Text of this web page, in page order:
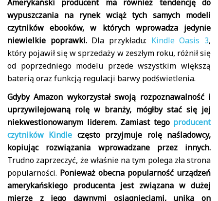
Amerykański producent ma również tendencję do
wypuszczania na rynek wciąż tych samych modeli
czytników ebooków, w których wprowadza jedynie
niewielkie poprawki.Dla przykładu: Kindle Oasis 3,
który pojawił się w sprzedaży w zeszłym roku, różnił się
od poprzedniego modelu przede wszystkim większą
baterią oraz funkcją regulacji barwy podświetlenia.
Gdyby Amazon wykorzystał swoją rozpoznawalność i
uprzywilejowaną rolę w branży, mógłby stać się jej
niekwestionowanym liderem. Zamiast tego producent
czytników Kindle często przyjmuje rolę naśladowcy,
kopiując rozwiązania wprowadzane przez innych.
Trudno zaprzeczyć, że właśnie na tym polega zła strona
popularności. Ponieważ obecna popularność urządzeń
amerykańskiego producenta jest związana w dużej
mierze z jego dawnymi osiągnięciami, unika on